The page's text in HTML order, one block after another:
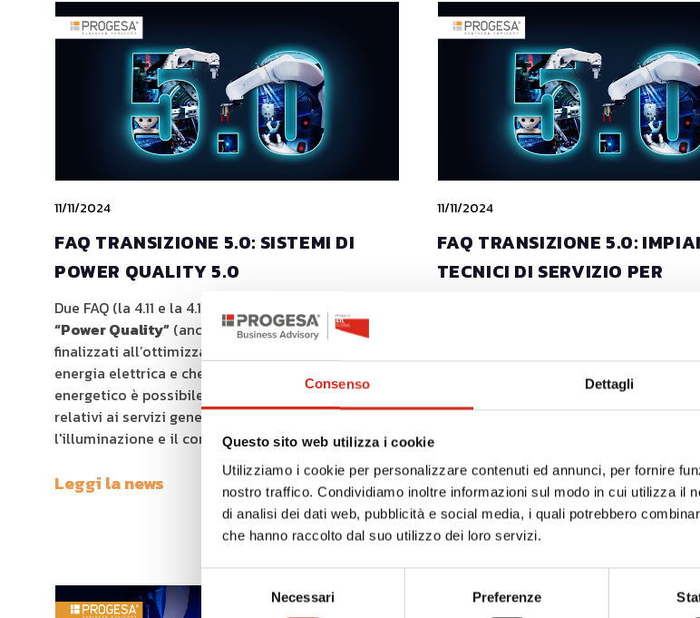
Consenso Dettagli
Questo sito web utilizza i cookie
Utilizziamo i cookie per personalizzare contenuti ed annunci, per fornire
nostro traffico. Condividiamo inoltre informazioni sul modo in cui utilizza il
di analisi dei dati web, pubblicità e social media, i quali potrebbero
che hanno raccolto dal suo utilizzo dei loro servizi.
del
Necessari Preferenze
11/11/2024
FAQ TRANSIZIONE 5.0: SISTEMI DI
POWER QUALITY 5.0
Due FAQ (la 4.11 e la 4.17) riguardano i
sistemi di
“Power Quality” (anche a livello di cabina)
finalizzati all’ottimizzazione dei consumi di
energia elettrica e che nel calcolo di risparmio
energetico è possibile considerare i consumi
relativi ai servizi generali e ausiliari, come
l'illuminazione e il condizionamento.
Leggi la news
11/11/2024
FAQ TRANSIZIONE 5.0:
TECNICI DI SERVIZIO PER
Segnaliamo le FAQ su temi di
interessanti del 2/11/24.